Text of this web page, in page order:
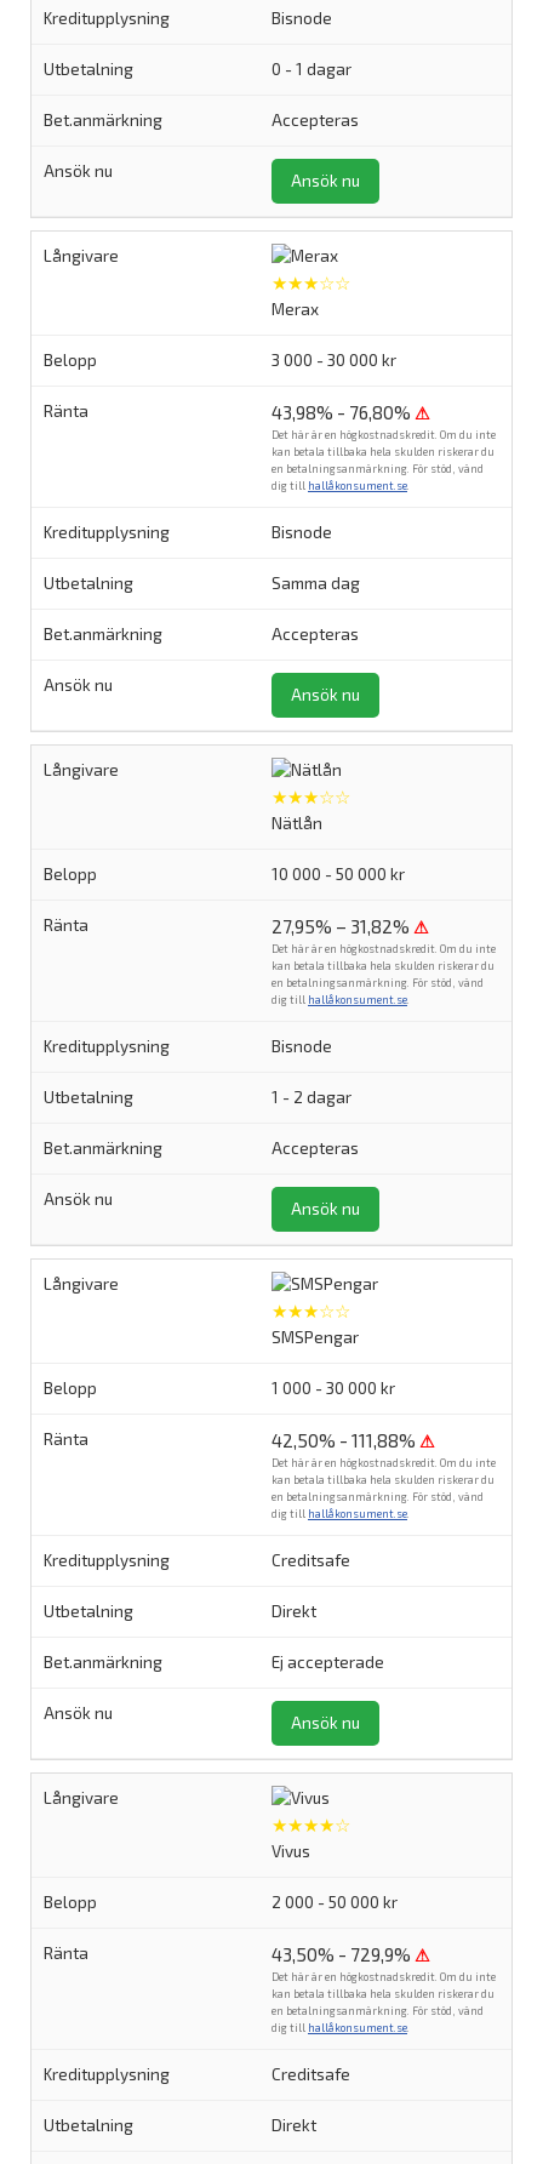
Bisnode
0 - 1 dagar
Accepteras
Ansök nu
★★★☆☆
Merax
3 000 - 30 000 kr
43,98% - 76,80% ⚠
Det här är en högkostnadskredit. Om du inte
kan betala tillbaka hela skulden riskerar du
en betalningsanmärkning. För stöd, vänd
dig till hallåkonsument.se.
Bisnode
Samma dag
Accepteras
Ansök nu
★★★☆☆
Nätlån
10 000 - 50 000 kr
27,95% – 31,82% ⚠
Det här är en högkostnadskredit. Om du inte
kan betala tillbaka hela skulden riskerar du
en betalningsanmärkning. För stöd, vänd
dig till hallåkonsument.se.
Bisnode
1 - 2 dagar
Accepteras
Ansök nu
★★★☆☆
SMSPengar
1 000 - 30 000 kr
42,50% - 111,88% ⚠
Det här är en högkostnadskredit. Om du inte
kan betala tillbaka hela skulden riskerar du
en betalningsanmärkning. För stöd, vänd
dig till hallåkonsument.se.
Creditsafe
Direkt
Ej accepterade
Ansök nu
★★★★☆
Vivus
2 000 - 50 000 kr
43,50% - 729,9% ⚠
Det här är en högkostnadskredit. Om du inte
kan betala tillbaka hela skulden riskerar du
en betalningsanmärkning. För stöd, vänd
dig till hallåkonsument.se.
Creditsafe
Direkt